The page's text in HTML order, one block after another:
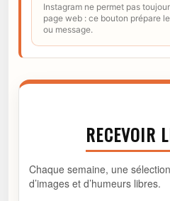
Instagram ne permet pas
page web : ce bouton prépare
ou message.
RECEVOIR
Chaque semaine, une
d’images et d’humeurs libres.